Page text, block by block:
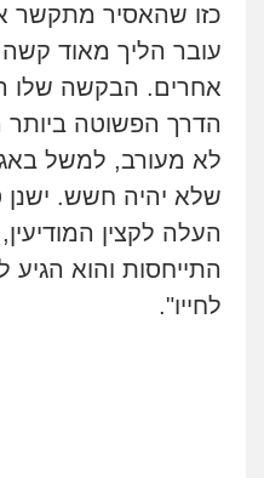
כזו שהאסיר מתקשר
עובר הליך מאוד
אחרים. הבקשה שלו
הדרך הפשוטה ביותר
לא מעורב, למשל
שלא יהיה חשש.
העלה לקצין
התייחסות והוא
לחייו".